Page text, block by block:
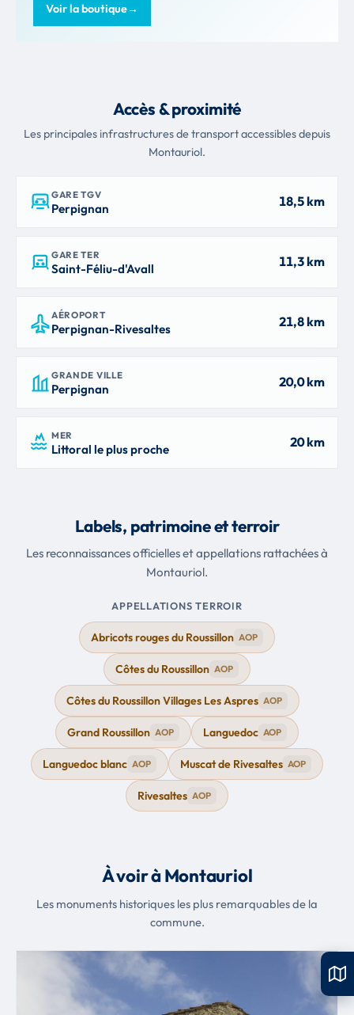
Voir la boutique→
Accès & proximité
Les principales infrastructures de transport accessibles depuis
Montauriol.
GARE TGV
Perpignan 18,5 km
GARE TER
Saint-Féliu-d'Avall 11,3 km
AÉROPORT
Perpignan-Rivesaltes 21,8 km
GRANDE VILLE
Perpignan 20,0 km
MER
Littoral le plus proche 20 km
Labels, patrimoine et terroir
Les reconnaissances officielles et appellations rattachées à
Montauriol.
APPELLATIONS TERROIR
Abricots rouges du Roussillon AOP
Côtes du Roussillon AOP
Côtes du Roussillon Villages Les Aspres AOP
Grand Roussillon AOP Languedoc AOP
Languedoc blanc AOP Muscat de Rivesaltes AOP
Rivesaltes AOP
À voir à Montauriol
Les monuments historiques les plus remarquables de la
commune.